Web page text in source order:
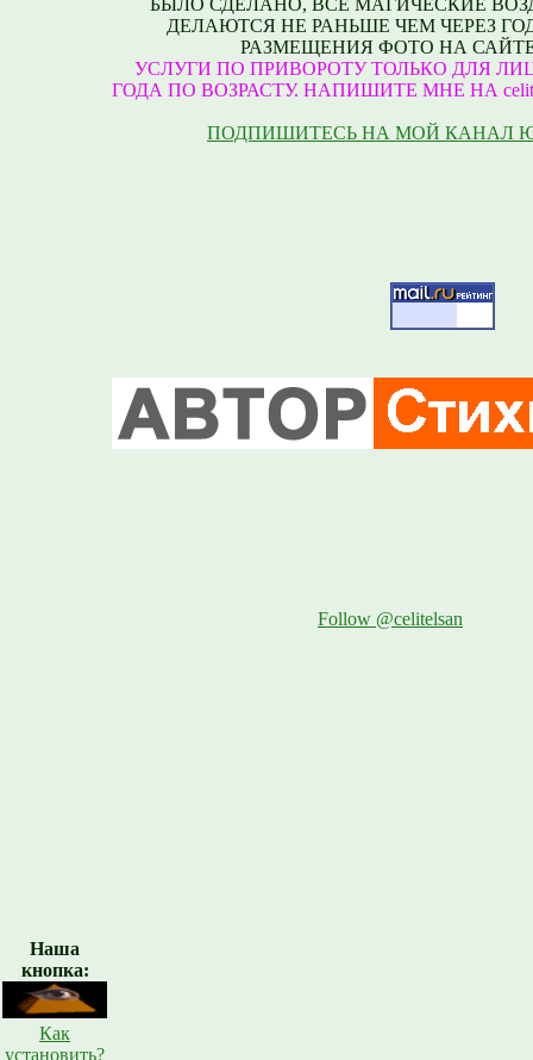
Наша
кнопка:
Как
установить?
БЫЛО СДЕЛАНО, ВСЕ МАГИЧЕСКИЕ
ДЕЛАЮТСЯ НЕ РАНЬШЕ ЧЕМ ЧЕРЕЗ
РАЗМЕЩЕНИЯ ФОТО НА
УСЛУГИ ПО ПРИВОРОТУ ТОЛЬКО ДЛЯ
ГОДА ПО ВОЗРАСТУ. НАПИШИТЕ МНЕ НА
ПОДПИШИТЕСЬ НА МОЙ КАНАЛ
Follow @celitelsan